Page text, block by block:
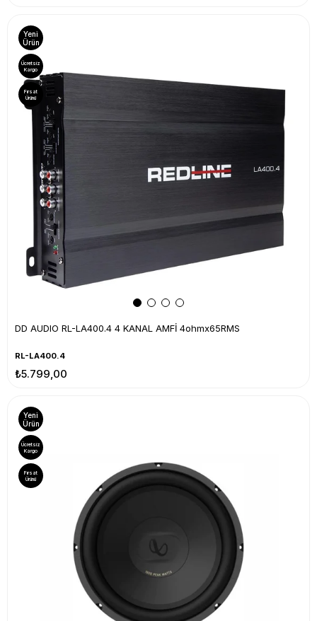
DD AUDIO RL-LA400.4 4 KANAL AMFİ 4ohmx65RMS
RL-LA400.4
₺5.799,00
Yeni
Ürün
Ücretsiz
Kargo
Fırsat
Ürünü
Yeni
Ürün
Ücretsiz
Kargo
Fırsat
Ürünü